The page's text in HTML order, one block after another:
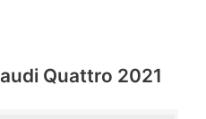
Quattro 2021